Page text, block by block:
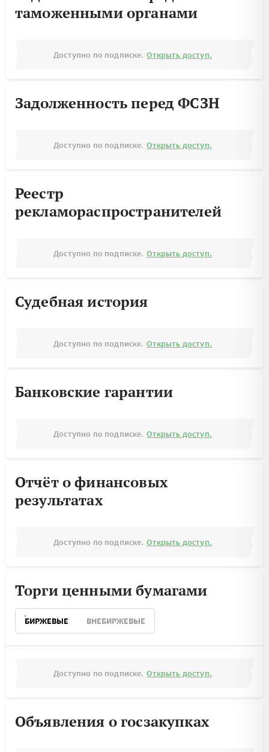
таможенными органами
Доступно по подписке. Открыть доступ.
Задолженность перед ФСЗН
Доступно по подписке. Открыть доступ.
Реестр
рекламораспространителей
Доступно по подписке. Открыть доступ.
Судебная история
Доступно по подписке. Открыть доступ.
Банковские гарантии
Доступно по подписке. Открыть доступ.
Отчёт о финансовых
результатах
Доступно по подписке. Открыть доступ.
Торги ценными бумагами
БИРЖЕВЫЕ ВНЕБИРЖЕВЫЕ
Доступно по подписке. Открыть доступ.
Объявления о госзакупках